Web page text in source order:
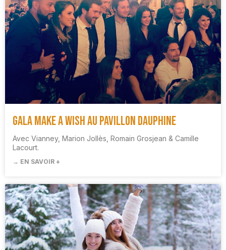
Gala Make a Wish au Pavillon Dauphine
Avec Vianney, Marion Jollès, Romain Grosjean & Camille
Lacourt.
→ EN SAVOIR +